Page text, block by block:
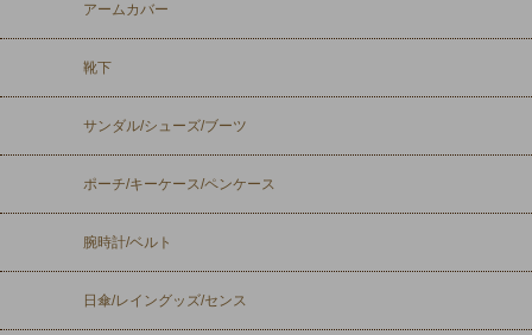
アームカバー
靴下
サンダル/シューズ/ブーツ
ポーチ/キーケース/ペンケース
腕時計/ベルト
日傘/レイングッズ/センス